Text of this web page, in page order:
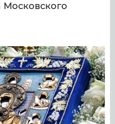
Московского